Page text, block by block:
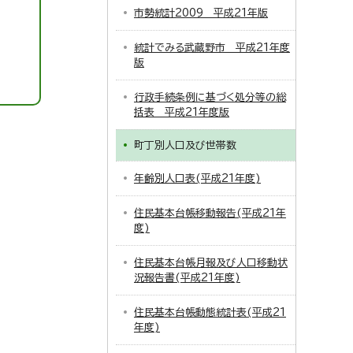
市勢統計2009 平成21年版
統計でみる武蔵野市 平成21年度
版
行政手続条例に基づく処分等の総
括表 平成21年度版
町丁別人口及び世帯数
年齢別人口表(平成21年度)
住民基本台帳移動報告(平成21年
度)
住民基本台帳月報及び人口移動状
況報告書(平成21年度)
住民基本台帳動態統計表(平成21
年度)